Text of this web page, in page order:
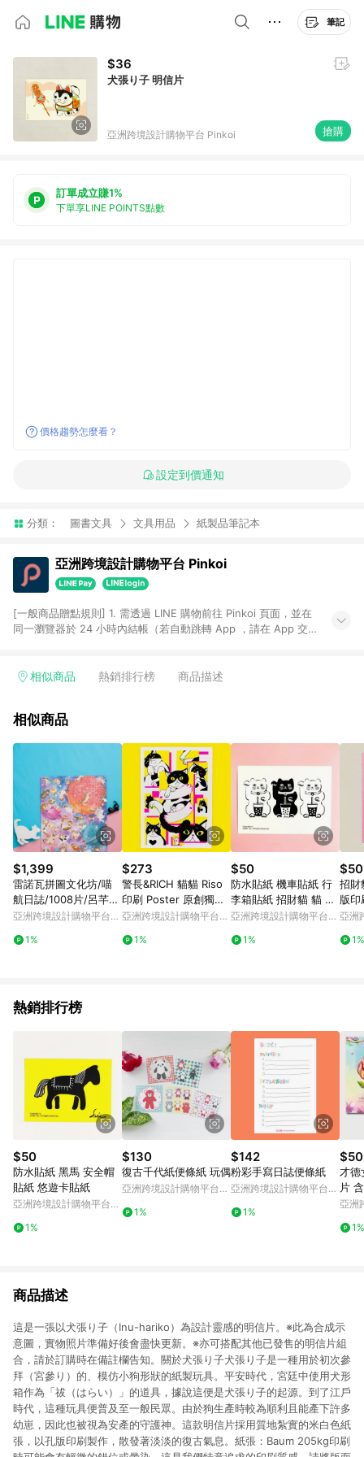
筆記
$36
犬張り子 明信片
亞洲跨境設計購物平台 Pinkoi 搶購
訂單成立賺1%
下單享LINE POINTS點數
價格趨勢怎麼看？
設定到價通知
分類： 圖書文具 文具用品 紙製品筆記本
亞洲跨境設計購物平台 Pinkoi
[一般商品贈點規則] 1. 需透過 LINE 購物前往 Pinkoi 頁面，並在
同一瀏覽器於 24 小時內結帳（若自動跳轉 App ，請在 App 交
回饋訂單不得享有 Pinkoi 站方優惠，例如首購優惠，P coins，
行為，不具贈點資格，部分退款不在此限。 6. APP 請更新至
貨後 45 天後發送。 8. 群眾募資商品，禮物卡，開館保證金，補
運費，攤位費等不具贈點資格。 9. LINE 購物站上之商品規格、
顏色、價位、贈品如與 Pinkoi 商品資訊頁及購物車不符，以
Pinkoi 購物商品資訊頁及購物車標示為準。 10. 點數紅包使用規
則請以點數紅包活動說明為準。 11. 若於 LINE 購物前往 Pinkoi
頁面後才首次下載 Pinkoi APP 並完成訂單，不符合導購資格；承
上，首次下載 Pinkoi APP 後，需透過 LINE 購物前往 Pinkoi 頁
面，方享導購資格。
相似商品 熱銷排行榜 商品描述
相似商品
$1,399
雷諾瓦拼圖文化坊/喵
航日誌/1008片/呂芊
(禮物/新年送禮/貓)
亞洲跨境設計購物平台
1%
$273
警長&RICH 貓貓 Riso
印刷 Poster 原創獨立
海報
亞洲跨境設計購物平台
1%
$50
防水貼紙 機車貼紙 行
李箱貼紙 招財貓 貓 安
全帽貼紙 悠遊卡
亞洲跨境設計購物平台
1%
$50
招財
版印
亞洲
1%
熱銷排行榜
$50
防水貼紙 黑馬 安全帽
貼紙 悠遊卡貼紙
亞洲跨境設計購物平台
1%
$130
復古千代紙便條紙 玩偶
亞洲跨境設計購物平台
1%
$142
粉彩手寫日誌便條紙
亞洲跨境設計購物平台
1%
$50
才德
片
亞洲
1%
商品描述
這是一張以犬張り子（Inu-hariko）為設計靈感的明信片。※此為合成示
意圖，實物照片準備好後會盡快更新。※亦可搭配其他已發售的明信片組
合，請於訂購時在備註欄告知。關於犬張り子犬張り子是一種用於初次參
拜（宮參り）的、模仿小狗形狀的紙製玩具。平安時代，宮廷中使用犬形
箱作為「祓（はらい）」的道具，據說這便是犬張り子的起源。到了江戶
時代，這種玩具便普及至一般民眾。由於狗生產時較為順利且能產下許多
幼崽，因此也被視為安產的守護神。這款明信片採用質地紮實的米白色紙
張，以孔版印刷製作，散發著淡淡的復古氣息。紙張：Baum 205kg印刷